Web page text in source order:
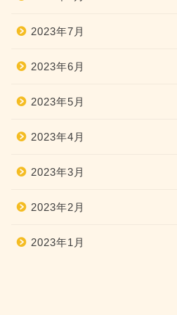
2023年7月
2023年6月
2023年5月
2023年4月
2023年3月
2023年2月
2023年1月